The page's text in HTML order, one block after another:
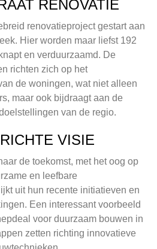
RENOVATIE
renovatieproject gestart aan
Hier worden maar liefst 192
en verduurzaamd. De
richten zich op het
de woningen, wat niet alleen
maar ook bijdraagt aan de
van de regio.
VISIE
de toekomst, met het oog op
en leefbare
uit hun recente initiatieven en
Een interessant voorbeeld
voor duurzaam bouwen in
zetten richting innovatieve